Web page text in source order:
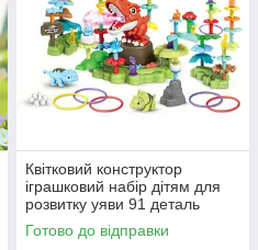
Квітковий конструктор
іграшковий набір дітям для
розвитку уяви 91 деталь
Кидання кілець фігурки
тварин
Готово до відправки